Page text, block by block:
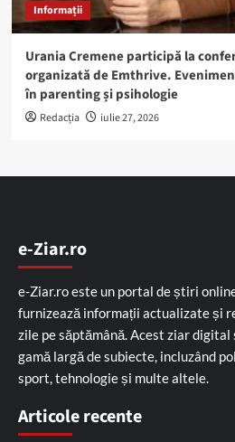
Informații
Urania Cremene participă la
organizată de Emthrive.
în parenting și psihologie
Redacția iulie 27, 2026
e-Ziar.ro
e-Ziar.ro este un portal de știri
furnizează informații actualizate și
zile pe săptămână. Acest ziar digital
gamă largă de subiecte, incluzând
sport, tehnologie și multe altele.
Articole recente